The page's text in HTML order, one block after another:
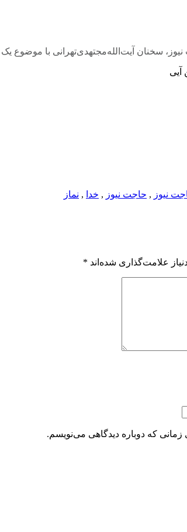
سخنان آیت‌الله‌مجتهدی‌تهرانی با موضوع یک
آیی
نیوز , حاجت نیوز , خدا , نماز
علامت‌گذاری شده‌اند *
که دوباره دیدگاهی می‌نویسم.